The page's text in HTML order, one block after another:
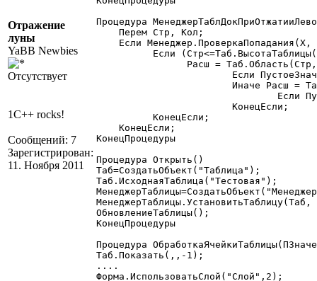
Отражение
луны
YaBB Newbies
Отсутствует
1C++ rocks!
Сообщений: 7
Зарегистрирован:
11. Ноября 2011
Процедура
Перем Стр, Кол;
Если
КонецЕсли;
КонецПроцедуры
Процедура Открыть()
Таб=СоздатьОбъект("Таблица");
Таб.ИсходнаяТаблица("Тестовая");
ОбновлениеТаблицы();
КонецПроцедуры
Процедура
Таб.Показать(,,-1);
....
Форма.ИспользоватьСлой("Слой",2);